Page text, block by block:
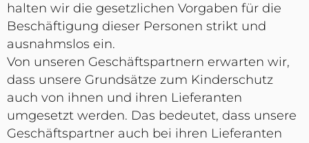
halten wir die gesetzlichen Vorgaben für die
Beschäftigung dieser Personen strikt und
ausnahmslos ein.
Von unseren Geschäftspartnern erwarten wir,
dass unsere Grundsätze zum Kinderschutz
auch von ihnen und ihren Lieferanten
umgesetzt werden. Das bedeutet, dass unsere
Geschäftspartner auch bei ihren Lieferanten